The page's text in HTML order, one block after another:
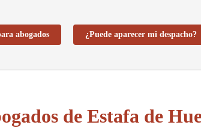
abogados ¿Puede aparecer mi despacho?
de Estafa de